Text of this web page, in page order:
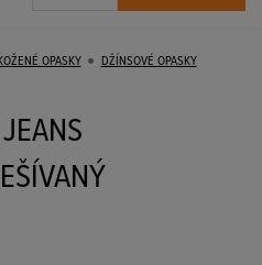
OPASKY DŽÍNSOVÉ OPASKY